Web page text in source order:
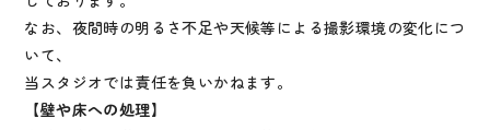
なお、夜間時の明るさ不足や天候等による撮影環境の変化につ
いて、
当スタジオでは責任を負いかねます。
【壁や床への処理】